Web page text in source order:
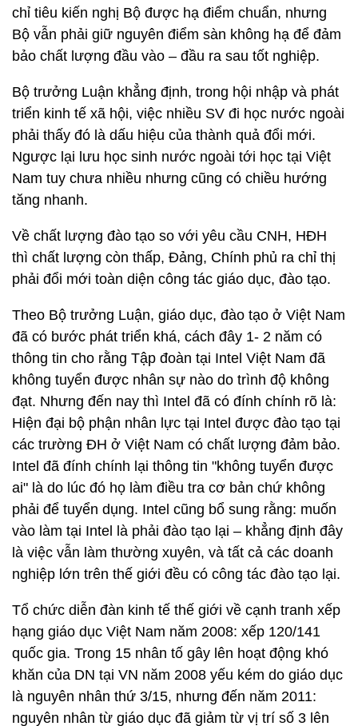
chỉ tiêu kiến nghị Bộ được hạ điểm chuẩn, nhưng
Bộ vẫn phải giữ nguyên điểm sàn không hạ để đảm
bảo chất lượng đầu vào – đầu ra sau tốt nghiệp.
Bộ trưởng Luận khẳng định, trong hội nhập và phát
triển kinh tế xã hội, việc nhiều SV đi học nước ngoài
phải thấy đó là dấu hiệu của thành quả đổi mới.
Ngược lại lưu học sinh nước ngoài tới học tại Việt
Nam tuy chưa nhiều nhưng cũng có chiều hướng
tăng nhanh.
Về chất lượng đào tạo so với yêu cầu CNH, HĐH
thì chất lượng còn thấp, Đảng, Chính phủ ra chỉ thị
phải đổi mới toàn diện công tác giáo dục, đào tạo.
Theo Bộ trưởng Luận, giáo dục, đào tạo ở Việt Nam
đã có bước phát triển khá, cách đây 1- 2 năm có
thông tin cho rằng Tập đoàn tại Intel Việt Nam đã
không tuyển được nhân sự nào do trình độ không
đạt. Nhưng đến nay thì Intel đã có đính chính rõ là:
Hiện đại bộ phận nhân lực tại Intel được đào tạo tại
các trường ĐH ở Việt Nam có chất lượng đảm bảo.
Intel đã đính chính lại thông tin "không tuyển được
ai" là do lúc đó họ làm điều tra cơ bản chứ không
phải để tuyển dụng. Intel cũng bổ sung rằng: muốn
vào làm tại Intel là phải đào tạo lại – khẳng định đây
là việc vẫn làm thường xuyên, và tất cả các doanh
nghiệp lớn trên thế giới đều có công tác đào tạo lại.
Tổ chức diễn đàn kinh tế thế giới về cạnh tranh xếp
hạng giáo dục Việt Nam năm 2008: xếp 120/141
quốc gia. Trong 15 nhân tố gây lên hoạt động khó
khăn của DN tại VN năm 2008 yếu kém do giáo dục
là nguyên nhân thứ 3/15, nhưng đến năm 2011:
nguyên nhân từ giáo dục đã giảm từ vị trí số 3 lên